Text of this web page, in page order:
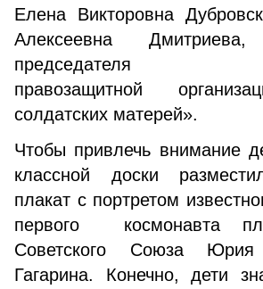
Елена Викторовна
Алексеевна Дмитриева,
председателя
правозащитной
солдатских матерей».
Чтобы привлечь внимание
классной доски
плакат с портретом
первого космонавта
Советского Союза Юрия
Гагарина. Конечно, дети